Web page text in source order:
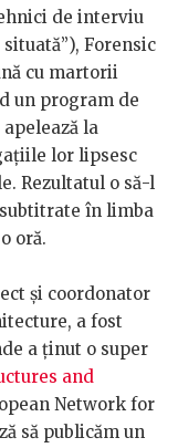
de interviu
Forensic
cu martorii
un program de
la
lor lipsesc
Rezultatul o să-l
în limba
oră.
și coordonator
a fost
a ținut o super
and
Network for
să publicăm un